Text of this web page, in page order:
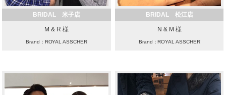
BRIDAL 米子店
M & R 様
Brand：ROYAL ASSCHER
BRIDAL 松江店
N & M 様
Brand：ROYAL ASSCHER